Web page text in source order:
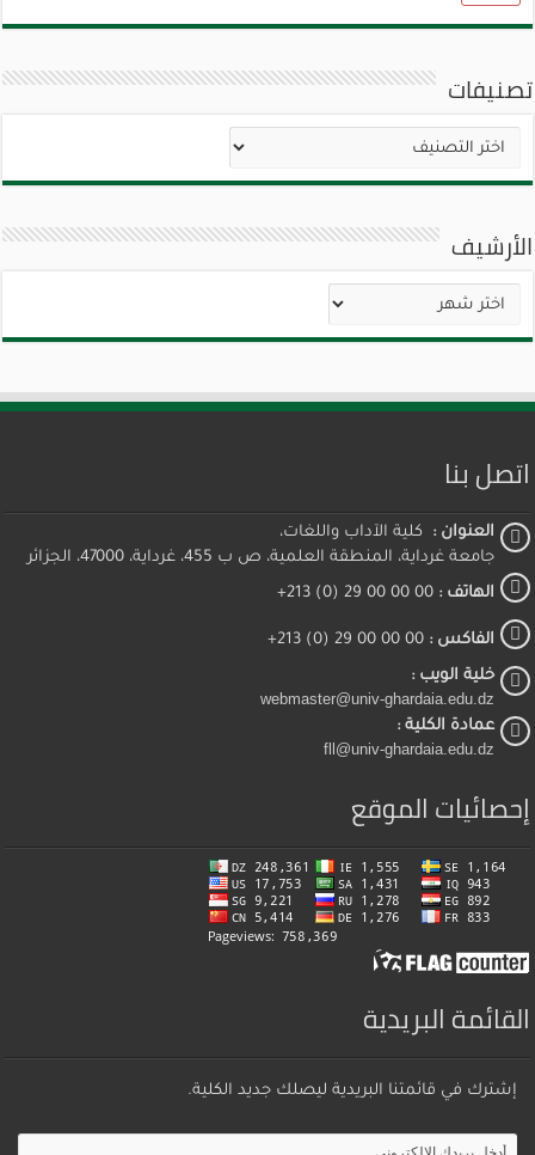
تصنيفات
تصنيفات
الأرشيف
الأرشيف
اتصل بنا
العنوان : كلية الآداب واللغات،
جامعة غرداية، المنطقة العلمية، ص ب 455، غرداية، 47000، الجزائر
الهاتف : 00 00 00 29 (0) 213+
الفاكس : 00 00 00 29 (0) 213+
خلية الويب :
webmaster@univ-ghardaia.edu.dz
عمادة الكلية :
fll@univ-ghardaia.edu.dz
إحصائيات الموقع
القائمة البريدية
إشترك في قائمتنا البريدية ليصلك جديد الكلية.